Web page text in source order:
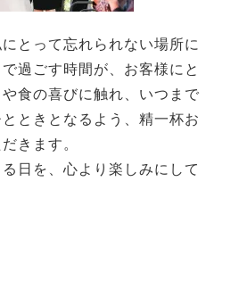
とって忘れられない場所に
過ごす時間が、お客様にと
食の喜びに触れ、いつまで
ときとなるよう、精一杯お
きます。
日を、心より楽しみにして